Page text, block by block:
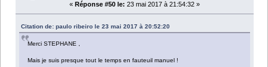
« Réponse #50 le: 23 mai 2017 à 21:54:32 »
Citation de: paulo ribeiro le 23 mai 2017 à 20:52:20
Merci STEPHANE ,
Mais je suis presque tout le temps en fauteuil manuel !